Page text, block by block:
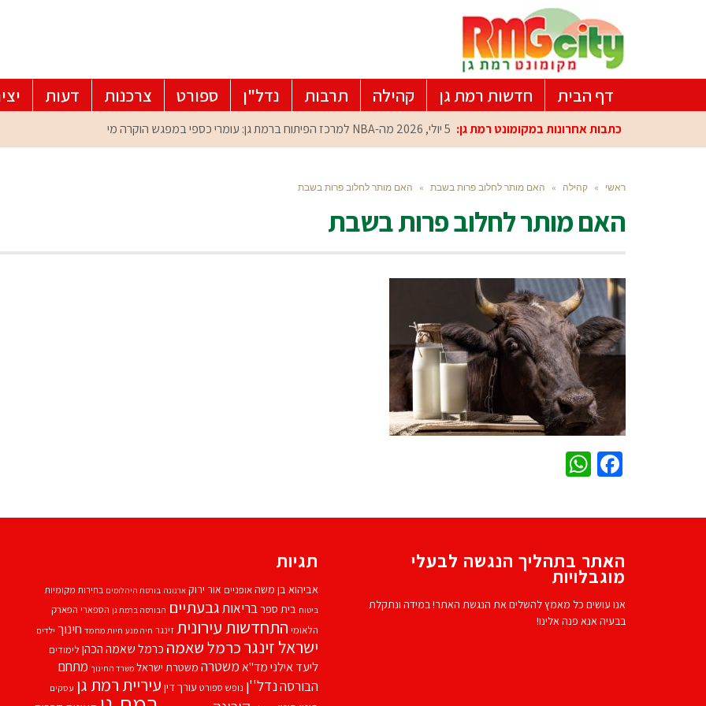
דף הבית חדשות רמת גן קהילה תרבות נדל"ן ספורט צרכנות דעות
כתבות אחרונות במקומונט רמת גן: 5 יולי, 2026 מה-NBA למרכז הפיתוח ברמת גן: עומרי כספי במפגש הוקרה מיוחד
ראשי » קהילה » האם מותר לחלוב פרות בשבת » האם מותר לחלוב פרות בשבת
האם מותר לחלוב פרות בשבת
Facebook
האתר בתהליך הנגשה לבעלי
מוגבלויות
אנו עושים כל מאמץ להשלים את הנגשת האתר! במידה ונתקלת
בבעיה אנא פנה אלינו!
תגיות
אביהוא בן משהאופניים אור ירוק ארנונה בורסת היהלומים בחירות מקומיות
ביטוח בית ספרבריאותגבעתיים הבורסה ברמת גן הספארי הפארק
הלאומי התחדשות עירוניתזינגר חיה מנע חיות מחמד חינוך ילדים
ישראל זינגרכרמל שאמה כרמל שאמה הכהן לימודים
ליעד אילנימד''אמשטרה משטרת ישראל משרד החינוך מתחם
הבורסהנדל''ן נופש ספורט עורך דין עיריית רמת גן עסקים